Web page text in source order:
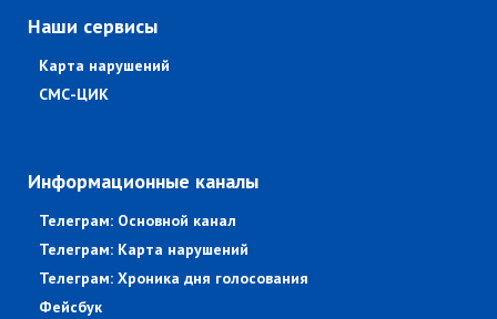
Наши сервисы
Карта нарушений
СМС-ЦИК
Информационные каналы
Телеграм: Основной канал
Телеграм: Карта нарушений
Телеграм: Хроника дня голосования
Фейсбук